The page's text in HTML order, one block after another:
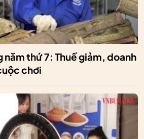
năm thứ 7: Thuế giảm, doanh
chơi